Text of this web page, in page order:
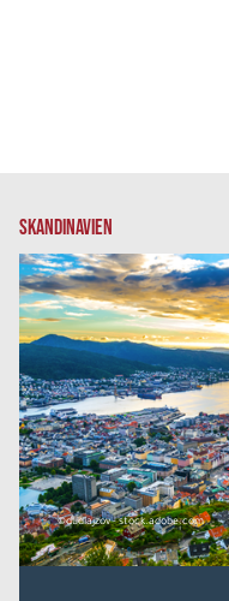
SKANDINAVIEN
©dudlajzov - stock.adobe.com